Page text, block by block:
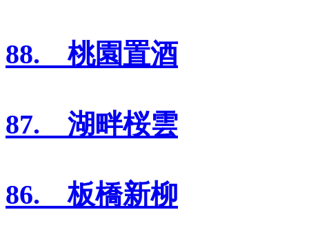
88. 桃園置酒
87. 湖畔桜雲
86. 板橋新柳